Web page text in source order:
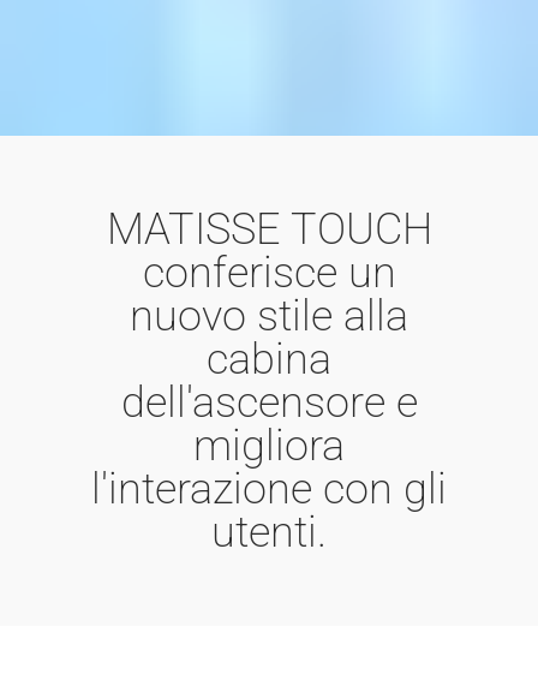
MATISSE TOUCH
conferisce un
nuovo stile alla
cabina
dell'ascensore e
migliora
l'interazione con gli
utenti.